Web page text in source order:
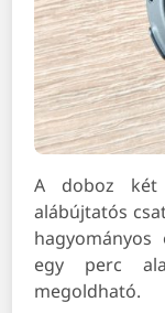
A doboz két
alábújtatós
egy perc
megoldható.